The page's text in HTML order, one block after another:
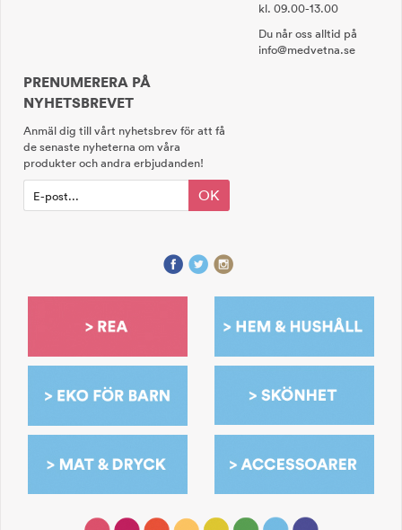
kl. 09.00-13.00
Du når oss alltid på
info@medvetna.se
PRENUMERERA PÅ
NYHETSBREVET
Anmäl dig till vårt nyhetsbrev för att få
de senaste nyheterna om våra
produkter och andra erbjudanden!
OK